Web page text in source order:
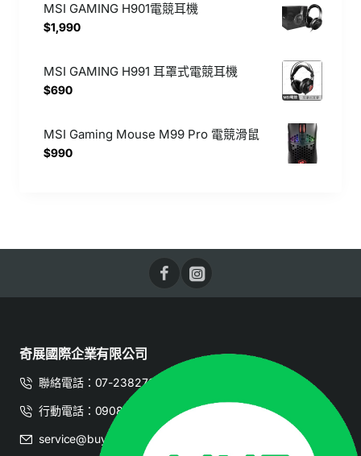
MSI GAMING H901電競耳機
$1,990
MSI GAMING H991 耳罩式電競耳機
$690
MSI Gaming Mouse M99 Pro 電競滑鼠
$990
奇展國際企業有限公司
聯絡電話：07-2382728
行動電話：0908-070599
service@buy3c.com.tw